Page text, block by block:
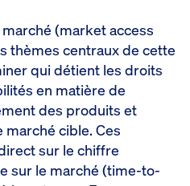
(market access
thèmes centraux de cette
qui détient les droits
en matière de
des produits et
cible. Ces
sur le chiffre
sur le marché (time-to-